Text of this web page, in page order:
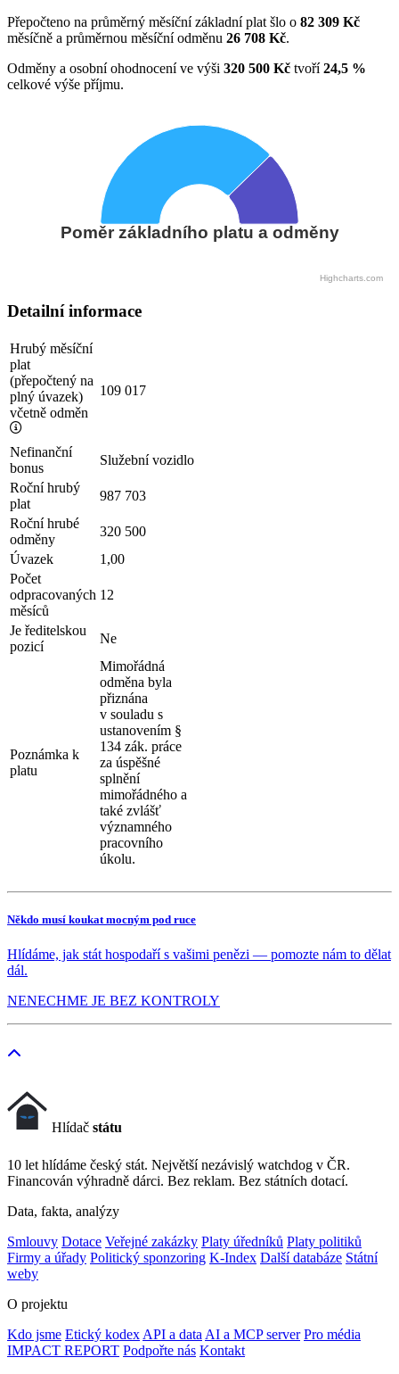
Přepočteno na průměrný měsíční základní plat šlo o 82 309 Kč
měsíčně a průměrnou měsíční odměnu 26 708 Kč.
Odměny a osobní ohodnocení ve výši 320 500 Kč tvoří24,5 %
celkové výše příjmu.
Poměr základního platu a odměny
Highcharts.com
Detailní informace
Hrubý měsíční
plat
(přepočtený na
plný úvazek)
včetně odměn
109 017
Nefinanční
bonus
Služební vozidlo
Roční hrubý
plat
987 703
Roční hrubé
odměny
320 500
Úvazek
1,00
Počet
odpracovaných
měsíců
12
Je ředitelskou
pozicí
Ne
Poznámka k
platu
Mimořádná
odměna byla
přiznána
v souladu s
ustanovením §
134 zák. práce
za úspěšné
splnění
mimořádného a
také zvlášť
významného
pracovního
úkolu.
Někdo musí koukat mocným pod ruce
Hlídáme, jak stát hospodaří s vašimi penězi — pomozte nám to dělat
dál.
NENECHME JE BEZ KONTROLY
Hlídač státu
10 let hlídáme český stát. Největší nezávislý watchdog v ČR.
Financován výhradně dárci. Bez reklam. Bez státních dotací.
Data, fakta, analýzy
Smlouvy Dotace Veřejné zakázky Platy úředníků Platy politiků
Firmy a úřady Politický sponzoring K-Index Další databáze Státní
weby
O projektu
Kdo jsme Etický kodex API a data AI a MCP server Pro média
IMPACT REPORT Podpořte nás Kontakt